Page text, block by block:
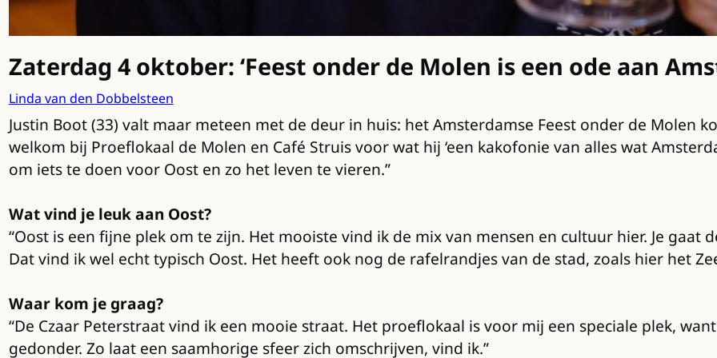
Zaterdag 4 oktober: ‘Feest onder de Molen is een ode aan
Linda van den Dobbelsteen
Justin Boot (33) valt maar meteen met de deur in huis: het Amsterdamse Feest onder de Molen
welkom bij Proeflokaal de Molen en Café Struis voor wat hij ‘een kakofonie van alles wat
om iets te doen voor Oost en zo het leven te vieren.”
Wat vind je leuk aan Oost?
“Oost is een fijne plek om te zijn. Het mooiste vind ik de mix van mensen en cultuur hier. Je gaat
Dat vind ik wel echt typisch Oost. Het heeft ook nog de rafelrandjes van de stad, zoals hier het
Waar kom je graag?
“De Czaar Peterstraat vind ik een mooie straat. Het proeflokaal is voor mij een speciale plek,
gedonder. Zo laat een saamhorige sfeer zich omschrijven, vind ik.”